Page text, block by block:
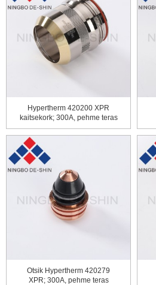
Hypertherm 420200 XPR
kaitsekork; 300A, pehme teras
Otsik Hypertherm 420279
XPR; 300A, pehme teras